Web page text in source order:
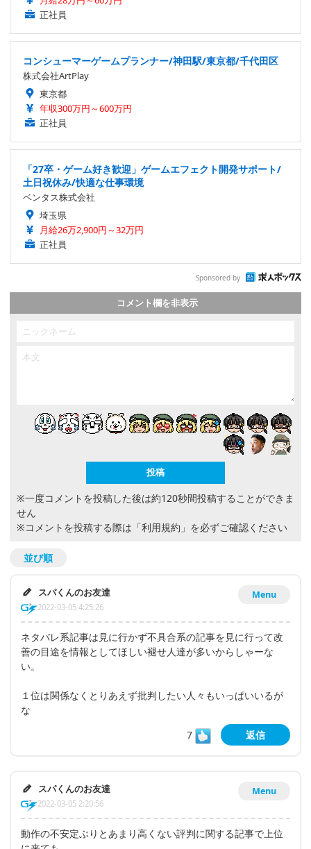
正社員
コンシューマーゲームプランナー/神田駅/東京都/千代田区
株式会社ArtPlay
東京都
年収300万円～600万円
正社員
「27卒・ゲーム好き歓迎」ゲームエフェクト開発サポート/
土日祝休み/快適な仕事環境
ベンタス株式会社
埼玉県
月給26万2,900円～32万円
正社員
Sponsored by
コメント欄を非表示
※一度コメントを投稿した後は約120秒間投稿することができま
せん
※コメントを投稿する際は 「利用規約」 を必ずご確認ください
並び順
Menu
スパくんのお友達
2022-03-05 4:25:26
ネタバレ系記事は見に行かず不具合系の記事を見に行って改
善の目途を情報としてほしい褪せ人達が多いからしゃーな
い。
１位は関係なくとりあえず批判したい人々もいっぱいいるが
な
7
返信
Menu
スパくんのお友達
2022-03-05 2:20:56
動作の不安定ぶりとあまり高くない評判に関する記事で上位